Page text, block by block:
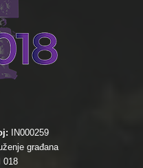
IN000259
građana
018